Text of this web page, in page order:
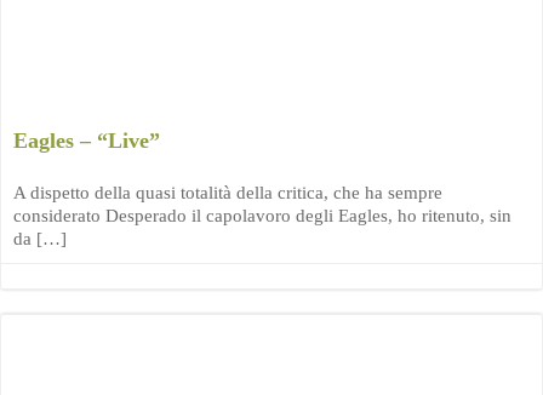
Eagles – “Live”
A dispetto della quasi totalità della critica, che ha sempre
considerato Desperado il capolavoro degli Eagles, ho ritenuto, sin
da […]